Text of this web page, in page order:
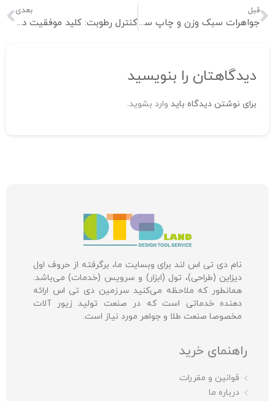
قبل
جواهرات سبک‌ وزن و چاپ سه‌ بعدی: آینده طراحی جواهرات در پی افزایش قیمت طلا
بعدی
کنترل رطوبت: کلید موفقیت در پرینت سه‌ بعدی
دیدگاهتان را بنویسید
برای نوشتن دیدگاه باید وارد بشوید.
نام دی تی اس لند برای وبسایت ما، برگرفته از حروف اول
دیزاین (طراحی)، تول (ابزار) و سرویس (خدمات) می‌باشد.
همانطور که ملاحظه می‌کنید سرزمین دی تی اس ارائه
دهنده خدماتی است که در صنعت تولید زیور آلات
مخصوصا صنعت طلا و جواهر مورد نیاز است.
راهنمای خرید
قوانین و مقررات
درباره ما